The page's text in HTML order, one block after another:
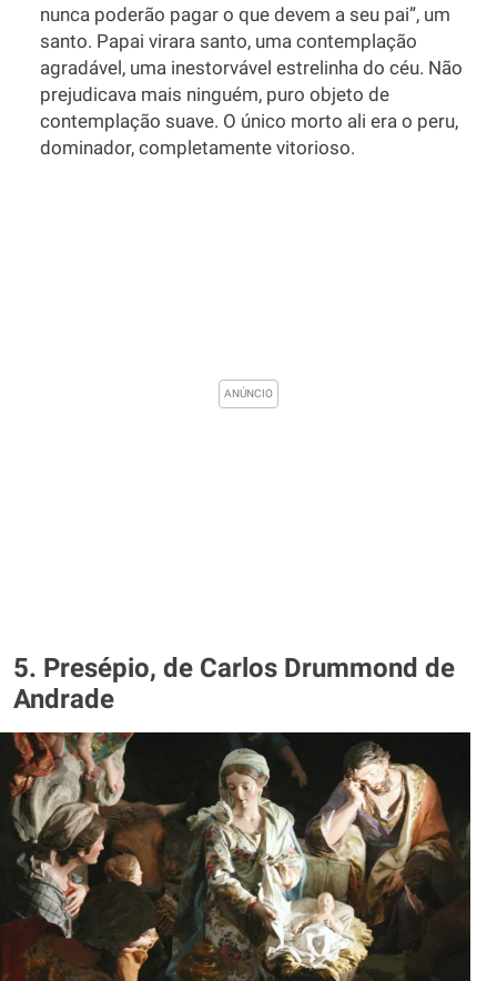
nunca poderão pagar o que devem a seu pai”, um
santo. Papai virara santo, uma contemplação
agradável, uma inestorvável estrelinha do céu. Não
prejudicava mais ninguém, puro objeto de
contemplação suave. O único morto ali era o peru,
dominador, completamente vitorioso.
5. Presépio, de Carlos Drummond de
Andrade